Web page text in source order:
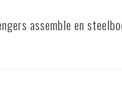
assemble en